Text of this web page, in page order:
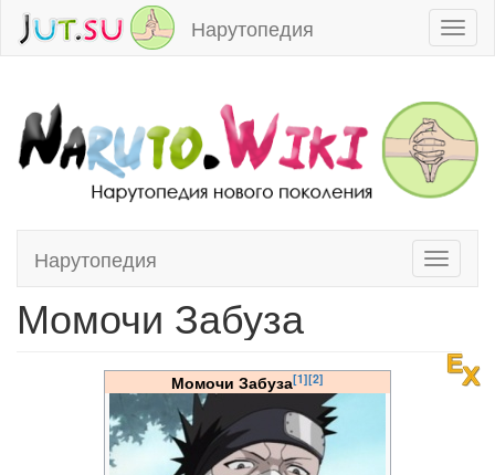
Нарутопедия
Toggle
Нарутопедия
Перейти к:навигация,поиск
Момочи Забуза
Момочи Забуза[1][2]